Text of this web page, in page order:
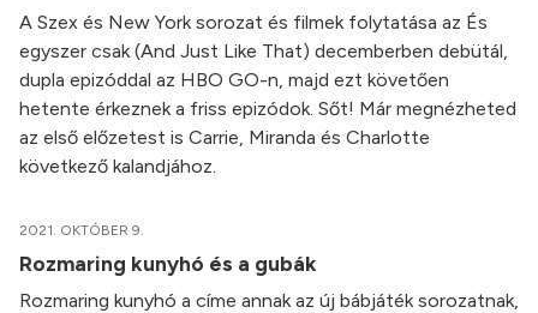
A Szex és New York sorozat és filmek folytatása az És
egyszer csak (And Just Like That) decemberben debütál,
dupla epizóddal az HBO GO-n, majd ezt követően
hetente érkeznek a friss epizódok. Sőt! Már megnézheted
az első előzetest is Carrie, Miranda és Charlotte
következő kalandjához.
2021. OKTÓBER 9.
Rozmaring kunyhó és a gubák
Rozmaring kunyhó a címe annak az új bábjáték sorozatnak,